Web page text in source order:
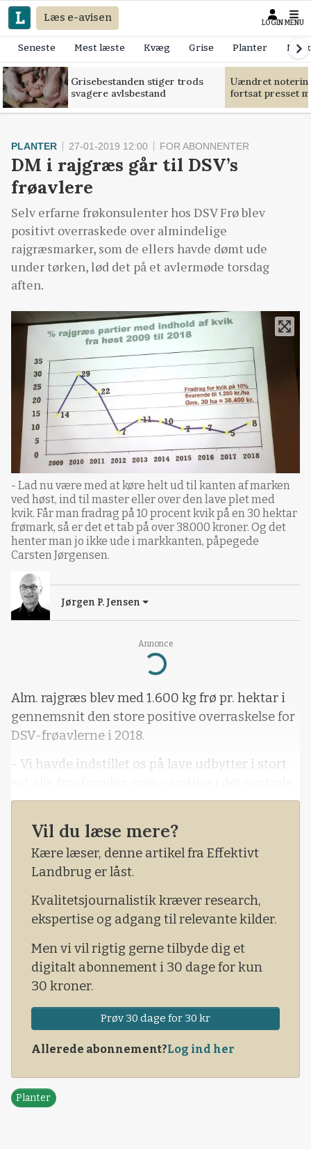
Læs e-avisen LOGIN MENU
Seneste Mest læste Kvæg Grise Planter
Grisebestanden stiger trods
svagere avlsbestand
Uændret
fortsat presset
Annonce
Loading...
PLANTER 27-01-2019 12:00 FOR ABONNENTER
DM i rajgræs går til DSV’s
frøavlere
Selv erfarne frøkonsulenter hos DSV Frø blev
positivt overraskede over almindelige
rajgræsmarker, som de ellers havde dømt ude
under tørken, lød det på et avlermøde torsdag
aften.
- Lad nu være med at køre helt ud til kanten af marken
ved høst, ind til master eller over den lave plet med
kvik. Får man fradrag på 10 procent kvik på en 30 hektar
frømark, så er det et tab på over 38.000 kroner. Og det
henter man jo ikke ude i markkanten, påpegede
Carsten Jørgensen.
Jørgen P. Jensen
Alm. rajgræs blev med 1.600 kg frø pr. hektar i
gennemsnit den store positive overraskelse for
DSV-frøavlerne i 2018.
- Vi havde indstillet os på lave udbytter i stort
Jylland og heldige regnbyger fik rajgræs til at
blive over middeludbytte i gennemsnit,
fortæller avlschef Carsten H. Jørgensen ved
DSVs avlermøde torsdag aften i Middelfart.
Vil du læse mere?
Kære læser, denne artikel fra Effektivt
Landbrug er låst.
Kvalitetsjournalistik kræver research,
ekspertise og adgang til relevante kilder.
Men vi vil rigtig gerne tilbyde dig et
digitalt abonnement i 30 dage for kun
30 kroner.
Prøv 30 dage for 30 kr
Allerede abonnement?Log ind her
Planter